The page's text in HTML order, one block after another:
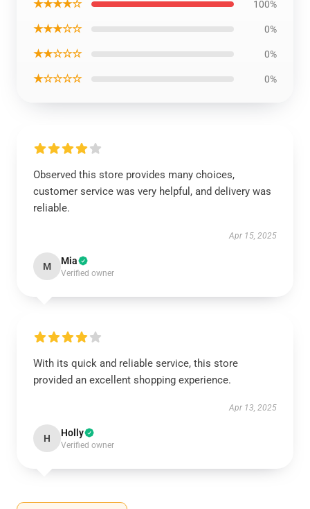
★★★★☆ 100%
★★★☆☆ 0%
★★☆☆☆ 0%
★☆☆☆☆ 0%
Observed this store provides many choices,
customer service was very helpful, and delivery was
reliable.
Apr 15, 2025
M Mia
Verified owner
With its quick and reliable service, this store
provided an excellent shopping experience.
Apr 13, 2025
H Holly
Verified owner